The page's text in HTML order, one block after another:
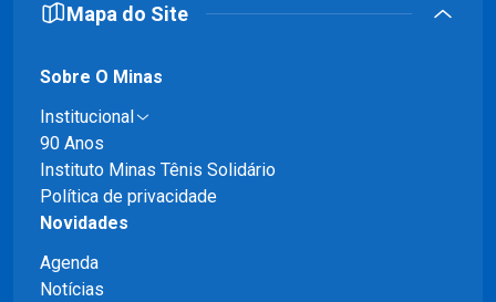
Mapa do Site
Sobre O Minas
Institucional
90 Anos
Instituto Minas Tênis Solidário
Política de privacidade
Novidades
Agenda
Notícias